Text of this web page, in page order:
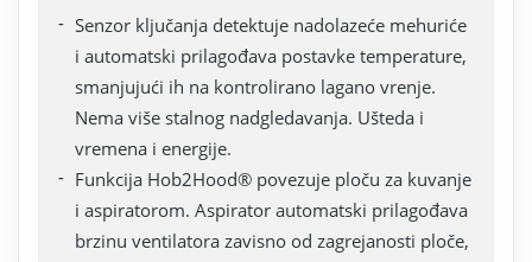
Senzor ključanja detektuje nadolazeće mehuriće
i automatski prilagođava postavke temperature,
smanjujući ih na kontrolirano lagano vrenje.
Nema više stalnog nadgledavanja. Ušteda i
vremena i energije.
Funkcija Hob2Hood® povezuje ploču za kuvanje
i aspiratorom. Aspirator automatski prilagođava
brzinu ventilatora zavisno od zagrejanosti ploče,